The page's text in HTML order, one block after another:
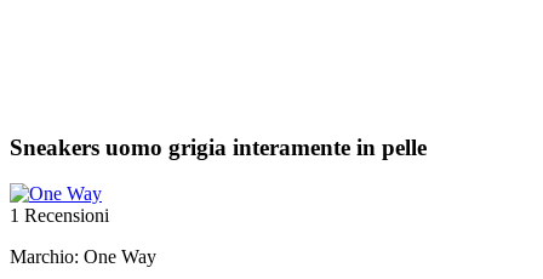
Sneakers uomo grigia interamente in pelle
1 Recensioni
Marchio: One Way